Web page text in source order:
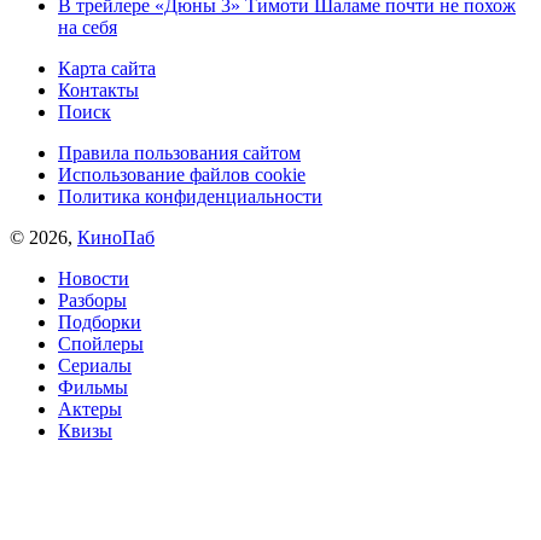
В трейлере «Дюны 3» Тимоти Шаламе почти не похож
на себя
Карта сайта
Контакты
Поиск
Правила пользования сайтом
Использование файлов cookie
Политика конфиденциальности
© 2026, КиноПаб
Новости
Разборы
Подборки
Спойлеры
Сериалы
Фильмы
Актеры
Квизы